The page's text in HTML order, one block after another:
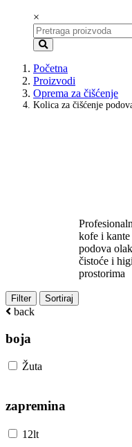
×
Početna
Proizvodi
Oprema za čišćenje
Kolica za čišćenje
kofe i kante
podova
čistoće i
prostorima
Filter Sortiraj
back
boja
Žuta
zapremina
12lt